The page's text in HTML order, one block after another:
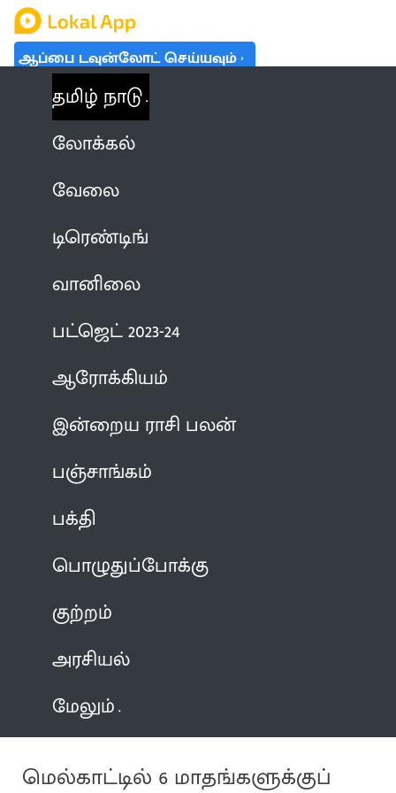
ஆப்பை டவுன்லோட் செய்யவும்
தமிழ் நாடு
லோக்கல்
வேலை
டிரெண்டிங்
வானிலை
பட்ஜெட் 2023-24
ஆரோக்கியம்
இன்றைய ராசி பலன்
பஞ்சாங்கம்
பக்தி
பொழுதுப்போக்கு
குற்றம்
அரசியல்
மேலும்
மெல்காட்டில் 6 மாதங்களுக்குப்